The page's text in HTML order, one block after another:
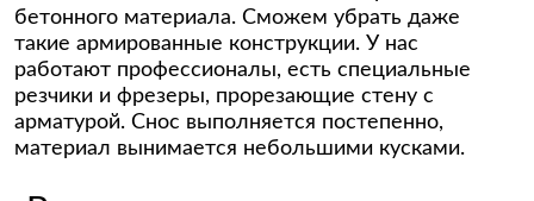
бетонного материала. Сможем убрать даже
такие армированные конструкции. У нас
работают профессионалы, есть специальные
резчики и фрезеры, прорезающие стену с
арматурой. Снос выполняется постепенно,
материал вынимается небольшими кусками.